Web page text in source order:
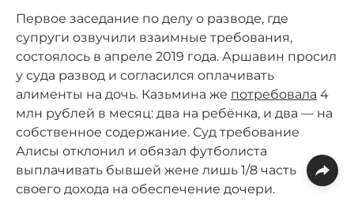
Первое заседание по делу о разводе, где
супруги озвучили взаимные требования,
состоялось в апреле 2019 года. Аршавин просил
у суда развод и согласился оплачивать
алименты на дочь. Казьмина же потребовала 4
млн рублей в месяц: два на ребёнка, и два — на
собственное содержание. Суд требование
Алисы отклонил и обязал футболиста
выплачивать бывшей жене лишь 1/8 часть
своего дохода на обеспечение дочери.